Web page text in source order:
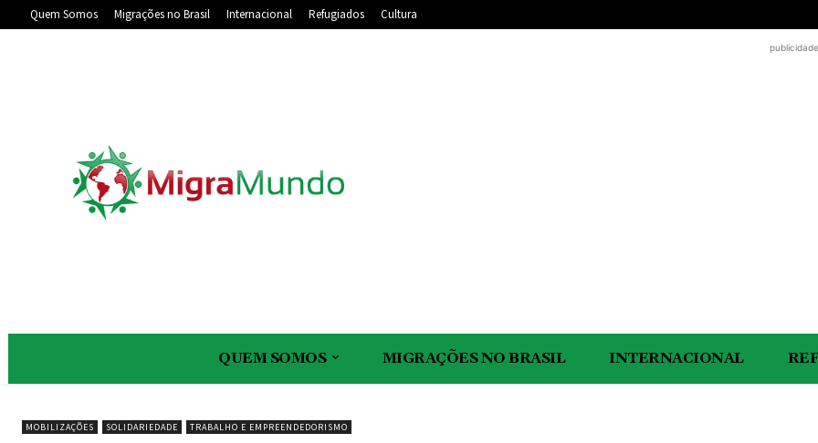
Quem Somos Migrações no Brasil Internacional Refugiados Cultura
QUEM SOMOS MIGRAÇÕES NO BRASIL INTERNACIONAL
MOBILIZAÇÕES SOLIDARIEDADE TRABALHO E EMPREENDEDORISMO